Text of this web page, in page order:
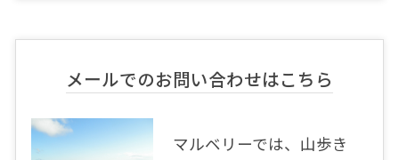
メールでのお問い合わせはこちら
マルベリーでは、山歩き